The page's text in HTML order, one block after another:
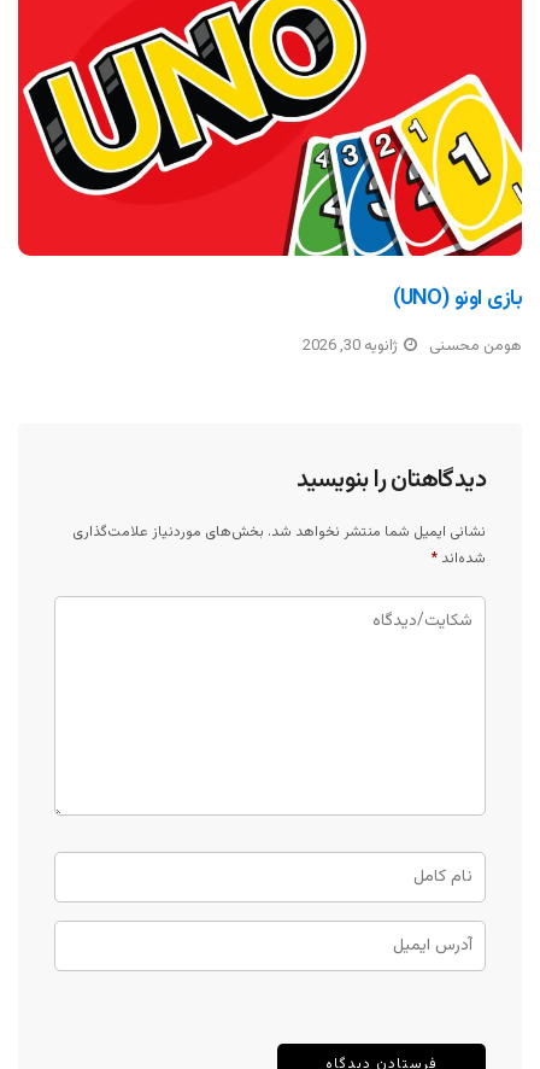
بازی اونو (UNO)
هومن محسنی ژانویه 30, 2026
دیدگاهتان را بنویسید
نشانی ایمیل شما منتشر نخواهد شد. بخش‌های موردنیاز علامت‌گذاری
شده‌اند *